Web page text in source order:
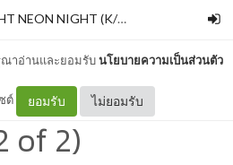
ณาอ่านและยอมรับนโยบายความเป็นส่วนตัว
ต์ ยอมรับ ไม่ยอมรับ
WILD BRIGHT NEON NIGHT (K/DA Fanfiction) –เพลิ
growl, growl
of 2)